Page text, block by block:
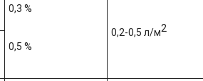
0,3 %
0,5 %
0,2-0,5 л/м2